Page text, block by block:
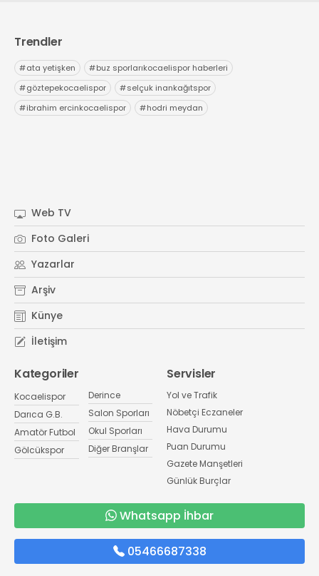
Trendler
#ata yetişken #buz sporlarıkocaelispor haberleri
#göztepekocaelispor #selçuk inankağıtspor
#ibrahim ercinkocaelispor #hodri meydan
Web TV
Foto Galeri
Yazarlar
Arşiv
Künye
İletişim
Kategoriler
Kocaelispor
Darıca G.B.
Amatör Futbol
Gölcükspor
Derince
Salon Sporları
Okul Sporları
Diğer Branşlar
Servisler
Yol ve Trafik
Nöbetçi Eczaneler
Hava Durumu
Puan Durumu
Gazete Manşetleri
Günlük Burçlar
Whatsapp İhbar
05466687338